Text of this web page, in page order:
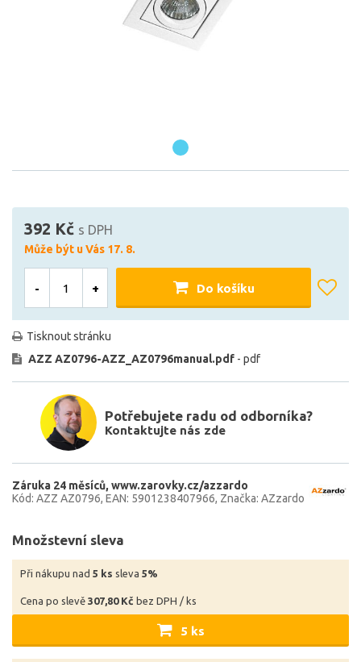
392 Kč s DPH
Může být u Vás 17. 8.
- + Do košíku
Tisknout stránku
AZZ AZ0796-AZZ_AZ0796manual.pdf - pdf
Potřebujete radu od odborníka?
Kontaktujte nás zde
Záruka 24 měsíců www.zarovky.cz/azzardo
Kód: AZZ AZ0796 EAN: 5901238407966 Značka: AZzardo
Množstevní sleva
Při nákupu nad 5 ks sleva 5%
Cena po slevě 307,80 Kč bez DPH / ks
5 ks